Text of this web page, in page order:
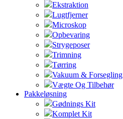
Ekstraktion
Lugtfjerner
Microskop
Opbevaring
Strygeposer
Trimning
Tørring
Vakuum & Forsegling
Vægte Og Tilbehør
Pakkeløsning
Gødnings Kit
Komplet Kit